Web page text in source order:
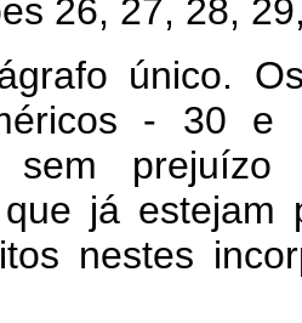
27, 28, 29,
único. Os
- 30
sem
já
nestes